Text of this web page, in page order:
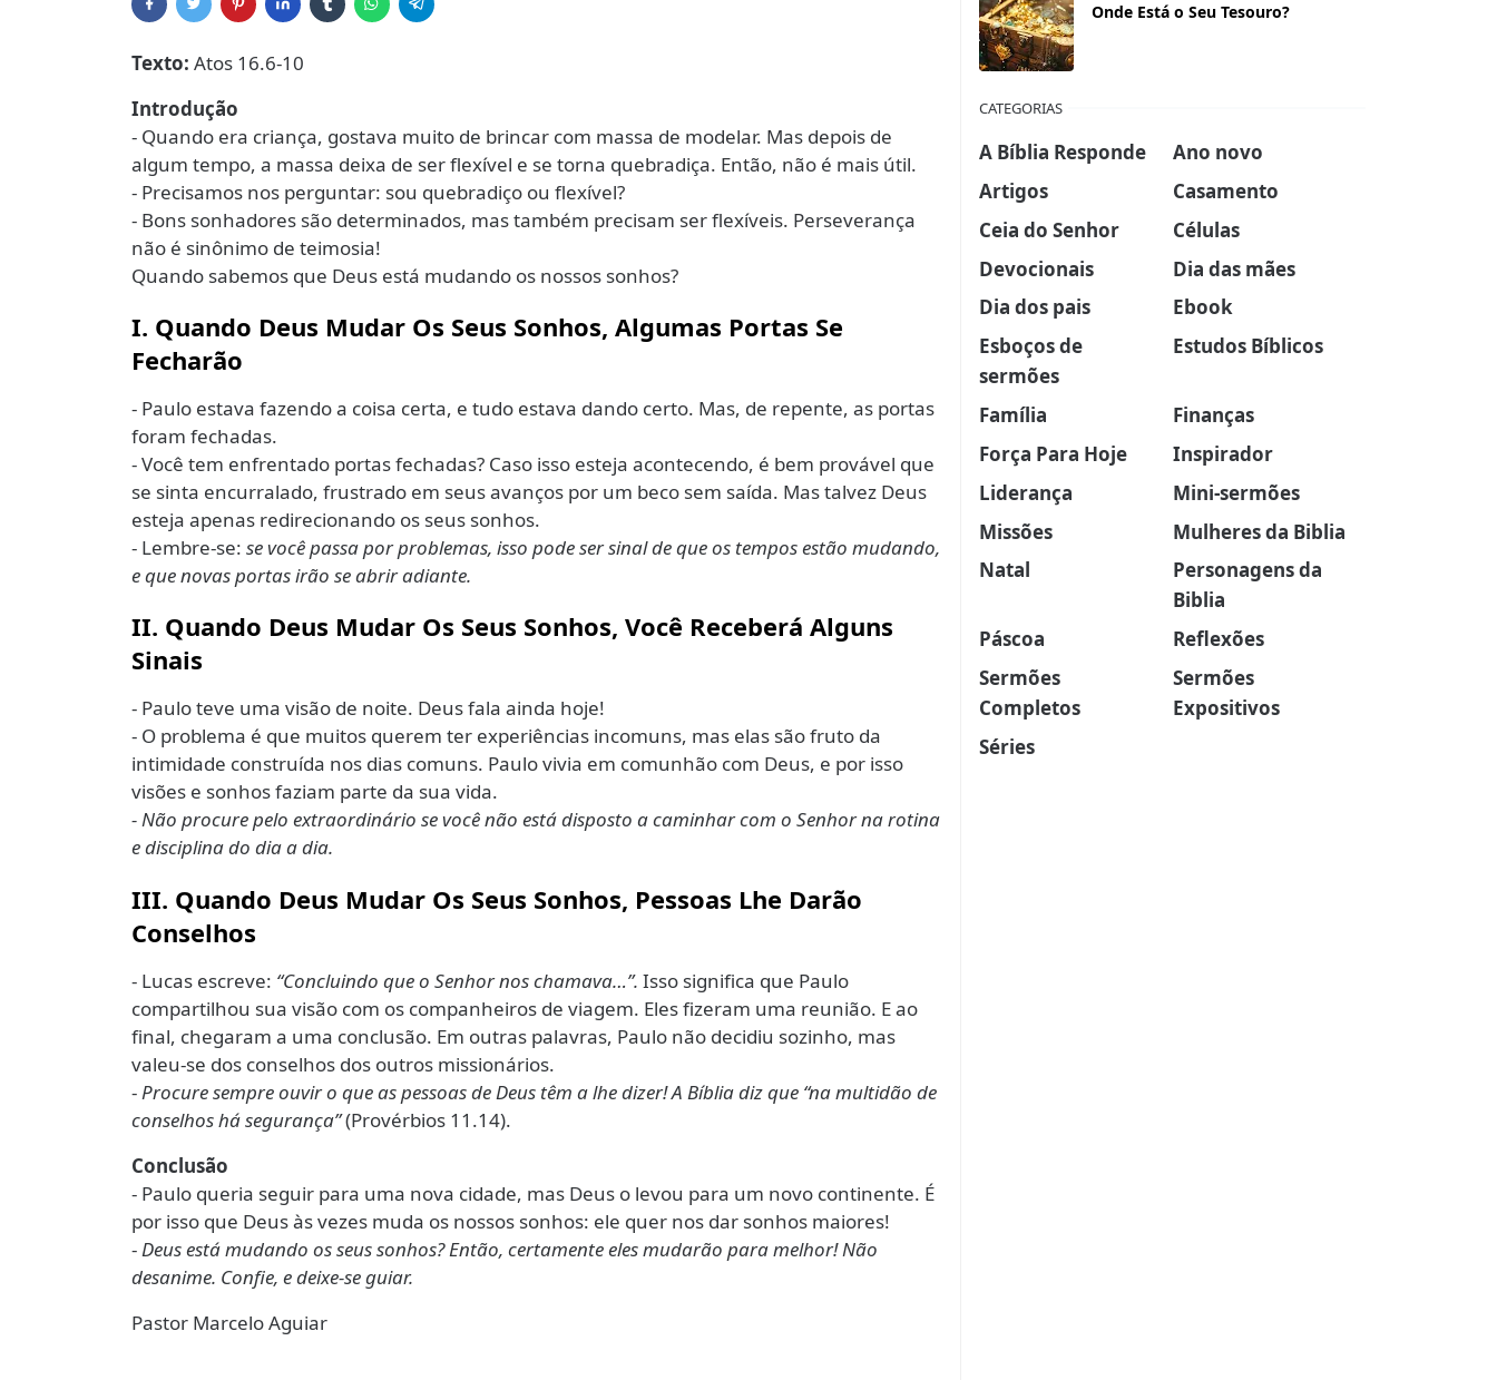
Texto: Atos 16.6-10
Introdução
- Quando era criança, gostava muito de brincar com massa de modelar. Mas depois de
algum tempo, a massa deixa de ser flexível e se torna quebradiça. Então, não é mais útil.
- Precisamos nos perguntar: sou quebradiço ou flexível?
- Bons sonhadores são determinados, mas também precisam ser flexíveis. Perseverança
não é sinônimo de teimosia!
Quando sabemos que Deus está mudando os nossos sonhos?
I. Quando Deus Mudar Os Seus Sonhos, Algumas Portas Se
Fecharão
- Paulo estava fazendo a coisa certa, e tudo estava dando certo. Mas, de repente, as portas
foram fechadas.
- Você tem enfrentado portas fechadas? Caso isso esteja acontecendo, é bem provável que
se sinta encurralado, frustrado em seus avanços por um beco sem saída. Mas talvez Deus
esteja apenas redirecionando os seus sonhos.
- Lembre-se: se você passa por problemas, isso pode ser sinal de que os tempos estão mudando,
e que novas portas irão se abrir adiante.
II. Quando Deus Mudar Os Seus Sonhos, Você Receberá Alguns
Sinais
- Paulo teve uma visão de noite. Deus fala ainda hoje!
- O problema é que muitos querem ter experiências incomuns, mas elas são fruto da
intimidade construída nos dias comuns. Paulo vivia em comunhão com Deus, e por isso
visões e sonhos faziam parte da sua vida.
- Não procure pelo extraordinário se você não está disposto a caminhar com o Senhor na rotina
e disciplina do dia a dia.
III. Quando Deus Mudar Os Seus Sonhos, Pessoas Lhe Darão
Conselhos
- Lucas escreve: “Concluindo que o Senhor nos chamava…”. Isso significa que Paulo
compartilhou sua visão com os companheiros de viagem. Eles fizeram uma reunião. E ao
final, chegaram a uma conclusão. Em outras palavras, Paulo não decidiu sozinho, mas
valeu-se dos conselhos dos outros missionários.
- Procure sempre ouvir o que as pessoas de Deus têm a lhe dizer! A Bíblia diz que “na multidão de
conselhos há segurança”(Provérbios 11.14).
Conclusão
- Paulo queria seguir para uma nova cidade, mas Deus o levou para um novo continente. É
por isso que Deus às vezes muda os nossos sonhos: ele quer nos dar sonhos maiores!
- Deus está mudando os seus sonhos? Então, certamente eles mudarão para melhor! Não
desanime. Confie, e deixe-se guiar.
Pastor Marcelo Aguiar
Onde Está o Seu Tesouro?
CATEGORIAS
A Bíblia Responde
Ano novo
Artigos
Casamento
Ceia do Senhor
Células
Devocionais
Dia das mães
Dia dos pais
Ebook
Esboços de
sermões
Estudos Bíblicos
Família
Finanças
Força Para Hoje
Inspirador
Liderança
Mini-sermões
Missões
Mulheres da Biblia
Natal
Personagens da
Biblia
Páscoa
Reflexões
Sermões
Completos
Sermões
Expositivos
Séries